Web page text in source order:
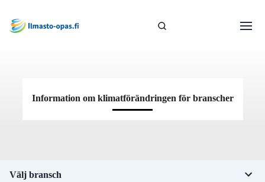
Information om klimatförändringen för branscher
Välj bransch